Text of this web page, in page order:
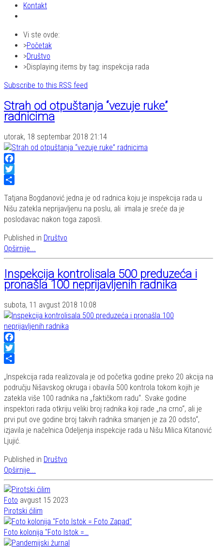
Kontakt
Vi ste ovde:
Početak
Društvo
Displaying items by tag: inspekcija rada
Subscribe to this RSS feed
Strah od otpuštanja “vezuje ruke”
radnicima
utorak, 18 septembar 2018 21:14
Facebook
Twitter
Tatjana Bogdanović jedna je od radnica koju je inspekcija rada u
Nišu zatekla neprijavljenu na poslu, ali imala je sreće da je
poslodavac nakon toga zaposli.
Published in Društvo
Opširnije...
Inspekcija kontrolisala 500 preduzeća i
pronašla 100 neprijavljenih radnika
subota, 11 avgust 2018 10:08
Facebook
Twitter
„Inspekcija rada realizovala je od početka godine preko 20 akcija na
području Nišavskog okruga i obavila 500 kontrola tokom kojih je
zatekla više 100 radnika na „faktičkom radu“. Svake godine
inspektori rada otkriju veliki broj radnika koji rade „na crno“, ali je
prvi put ove godine broj takvih radnika smanjen je za 20 odsto“,
izjavila je načelnica Odeljenja inspekcije rada u Nišu Milica Kitanović
Ljujić.
Published in Društvo
Opširnije...
Foto avgust 15 2023
Pirotski ćilim
Foto kolonija "Foto Istok =…